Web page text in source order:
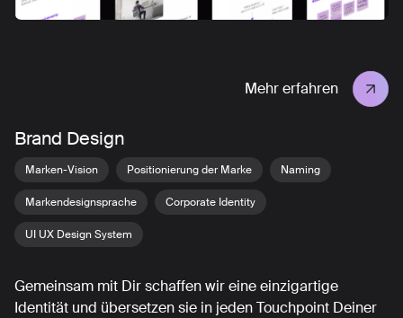
Mehr erfahren
Brand Design
Marken-Vision Positionierung der Marke Naming
Markendesignsprache Corporate Identity
UI UX Design System
Gemeinsam mit Dir schaffen wir eine einzigartige
Identität und übersetzen sie in jeden Touchpoint Deiner